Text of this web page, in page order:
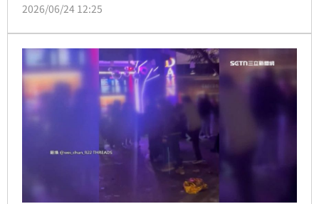
上二胎的死訊，獲得許多粉絲給予祝福。蔡佩伶報導
2026/06/24 12:25